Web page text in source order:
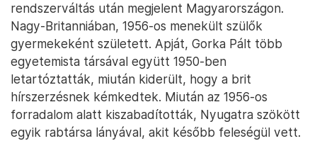
rendszerváltás után megjelent Magyarországon.
Nagy-Britanniában, 1956-os menekült szülők
gyermekeként született. Apját, Gorka Pált több
egyetemista társával együtt 1950-ben
letartóztatták, miután kiderült, hogy a brit
hírszerzésnek kémkedtek. Miután az 1956-os
forradalom alatt kiszabadították, Nyugatra szökött
egyik rabtársa lányával, akit később feleségül vett.